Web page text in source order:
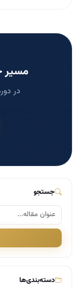
مسیر
در
جستجو
دسته‌بندی‌ها